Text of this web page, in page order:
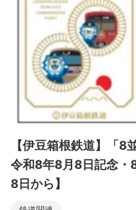
【伊豆箱根鉄道】「8
令和8年8月8日記念
8日から】